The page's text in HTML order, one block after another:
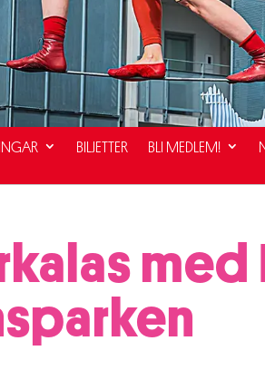
BILJETTER BLI MEDLEM!
med